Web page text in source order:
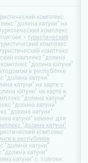
комплекс
"долина катуни" на
комплекс
туристический
комплекс
туристический комплекс
комплекс "долина
"долина катуни"
в республике
"долина катуни"
катуни" на карте с.
катуни" на карте в
"долина катуни"
"долина катуни"
"долина катуни"
катуни" кеминг для
"долина катуни"
комплекс
в республике
"долина катуни"
"долина катуни"
катуни" с. толгоек